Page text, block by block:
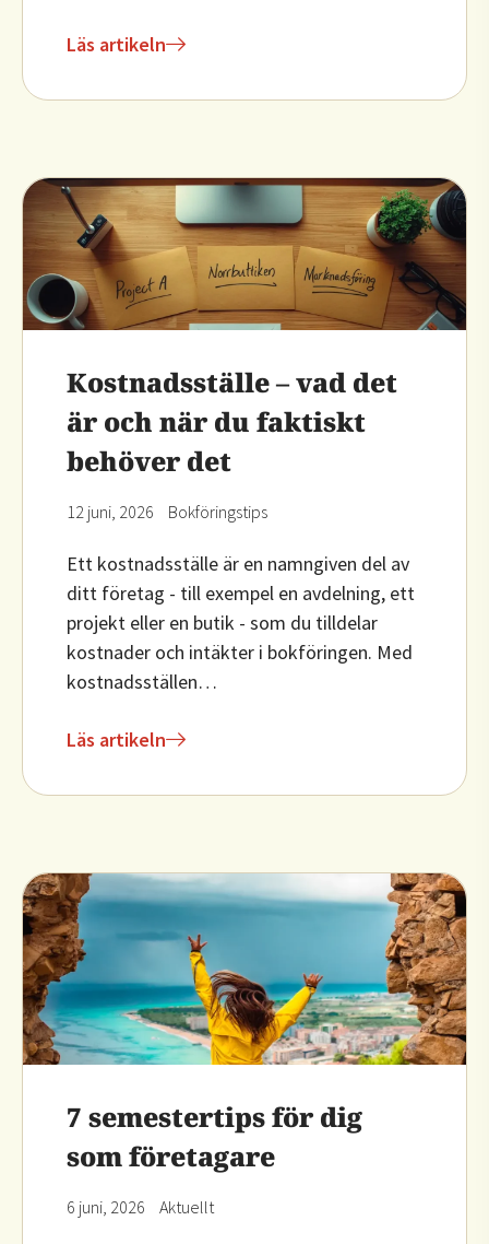
Läs artikeln
Kostnadsställe – vad det
är och när du faktiskt
behöver det
12 juni, 2026 Bokföringstips
Ett kostnadsställe är en namngiven del av
ditt företag - till exempel en avdelning, ett
projekt eller en butik - som du tilldelar
kostnader och intäkter i bokföringen. Med
kostnadsställen…
Läs artikeln
7 semestertips för dig
som företagare
6 juni, 2026 Aktuellt